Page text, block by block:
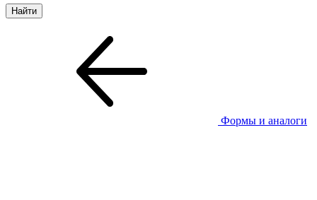
Формы и аналоги